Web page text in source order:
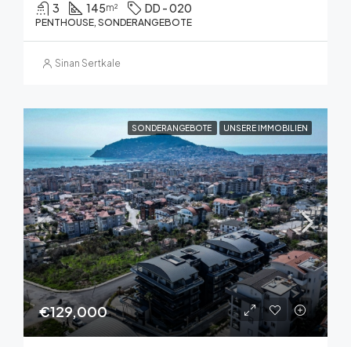
3 145m² DD - 020
PENTHOUSE, SONDERANGEBOTE
Sinan Sertkale
SONDERANGEBOTE UNSERE IMMOBILIEN
€129,000